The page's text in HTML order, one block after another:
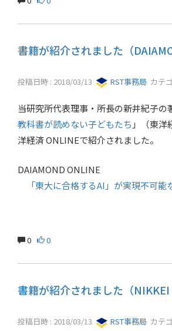
書籍が紹介されました（
投稿日時 : 2018/03/13 RST事務局 カテ
当研究所代表理事・所長の新井紀子の
教科書が読めない子どもたち 」（東洋
洋経済 ONLINEで紹介されました。
DAIAMOND ONLINE
「東大に合格するAI」が実現不可能
0 0
書籍が紹介されました（NIKKEI
投稿日時 : 2018/03/13 RST事務局 カテ